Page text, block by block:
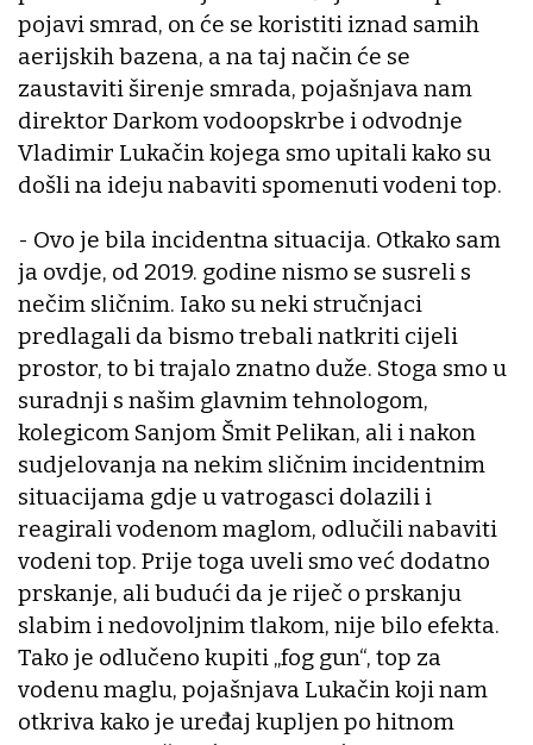
pojavi smrad, on će se koristiti iznad samih
aerijskih bazena, a na taj način će se
zaustaviti širenje smrada, pojašnjava nam
direktor Darkom vodoopskrbe i odvodnje
Vladimir Lukačin kojega smo upitali kako su
došli na ideju nabaviti spomenuti vodeni top.
- Ovo je bila incidentna situacija. Otkako sam
ja ovdje, od 2019. godine nismo se susreli s
nečim sličnim. Iako su neki stručnjaci
predlagali da bismo trebali natkriti cijeli
prostor, to bi trajalo znatno duže. Stoga smo u
suradnji s našim glavnim tehnologom,
kolegicom Sanjom Šmit Pelikan, ali i nakon
sudjelovanja na nekim sličnim incidentnim
situacijama gdje u vatrogasci dolazili i
reagirali vodenom maglom, odlučili nabaviti
vodeni top. Prije toga uveli smo već dodatno
prskanje, ali budući da je riječ o prskanju
slabim i nedovoljnim tlakom, nije bilo efekta.
Tako je odlučeno kupiti „fog gun“, top za
vodenu maglu, pojašnjava Lukačin koji nam
otkriva kako je uređaj kupljen po hitnom